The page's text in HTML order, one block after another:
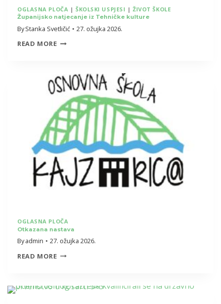
OGLASNA PLOČA | ŠKOLSKI USPJESI |ŽIVOT ŠKOLE
Županijsko natjecanje iz Tehničke kulture
ByStanka Svetličić
27. ožujka 2026.
READ MOREŽUPANIJSKO
TEHNIČKE
KULTURE
OGLASNA PLOČA
Otkazana nastava
Byadmin
27. ožujka 2026.
READ MOREOTKAZANA